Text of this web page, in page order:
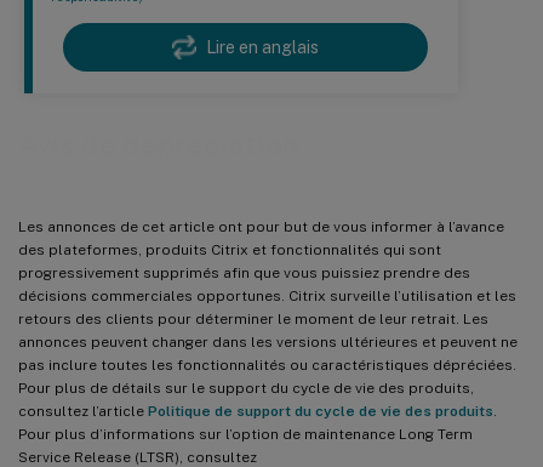
Lire en anglais
Les annonces de cet article ont pour but de vous informer à l’avance
des plateformes, produits Citrix et fonctionnalités qui sont
progressivement supprimés afin que vous puissiez prendre des
décisions commerciales opportunes. Citrix surveille l’utilisation et les
retours des clients pour déterminer le moment de leur retrait. Les
annonces peuvent changer dans les versions ultérieures et peuvent ne
pas inclure toutes les fonctionnalités ou caractéristiques dépréciées.
Pour plus de détails sur le support du cycle de vie des produits,
consultez l’article Politique de support du cycle de vie des produits
Pour plus d’informations sur l’option de maintenance Long Term
Service Release (LTSR), consultez